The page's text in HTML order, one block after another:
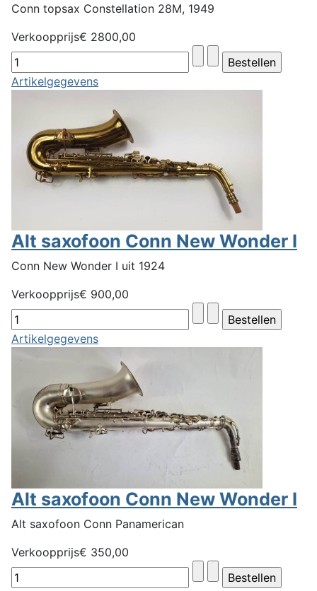
Conn topsax Constellation 28M, 1949
Verkoopprijs€ 2800,00
Artikelgegevens
Alt saxofoon Conn New Wonder I
Conn New Wonder I uit 1924
Verkoopprijs€ 900,00
Artikelgegevens
Alt saxofoon Conn New Wonder I
Alt saxofoon Conn Panamerican
Verkoopprijs€ 350,00